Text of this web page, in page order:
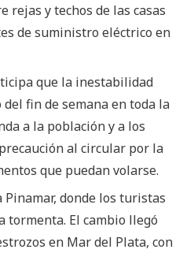
rejas y techos de las casas
de suministro eléctrico en
que la inestabilidad
fin de semana en toda la
a la población y a los
al circular por la
que puedan volarse.
donde los turistas
tormenta. El cambio llegó
en Mar del Plata, con